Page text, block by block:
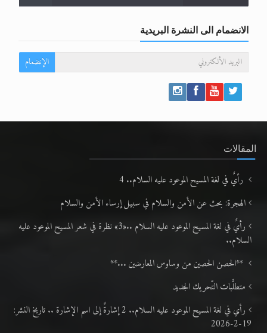
الانضمام الى النشرة البريدية
الإنضمام
المقالات
رأيٌ في لغة المسيح الموعود عليه السلام.. 4
الهجرة: بحث عن الأمن والسلام في سبيل إرساء الأمن والسلام
رأيٌ في لغة المسيح الموعود عليه السلام ..«3» نظرة في شعر المسيح الموعود عليه
السلام..
**الحصن الحصين من وساوس المعارضين ...**
متطلَّبات التّحريك الجديد
رأي في لغة المسيح الموعود عليه السلام.. 2 إشارةٌ إلى اسم الإشارة .. تاريخ النشر:
19-2-2026